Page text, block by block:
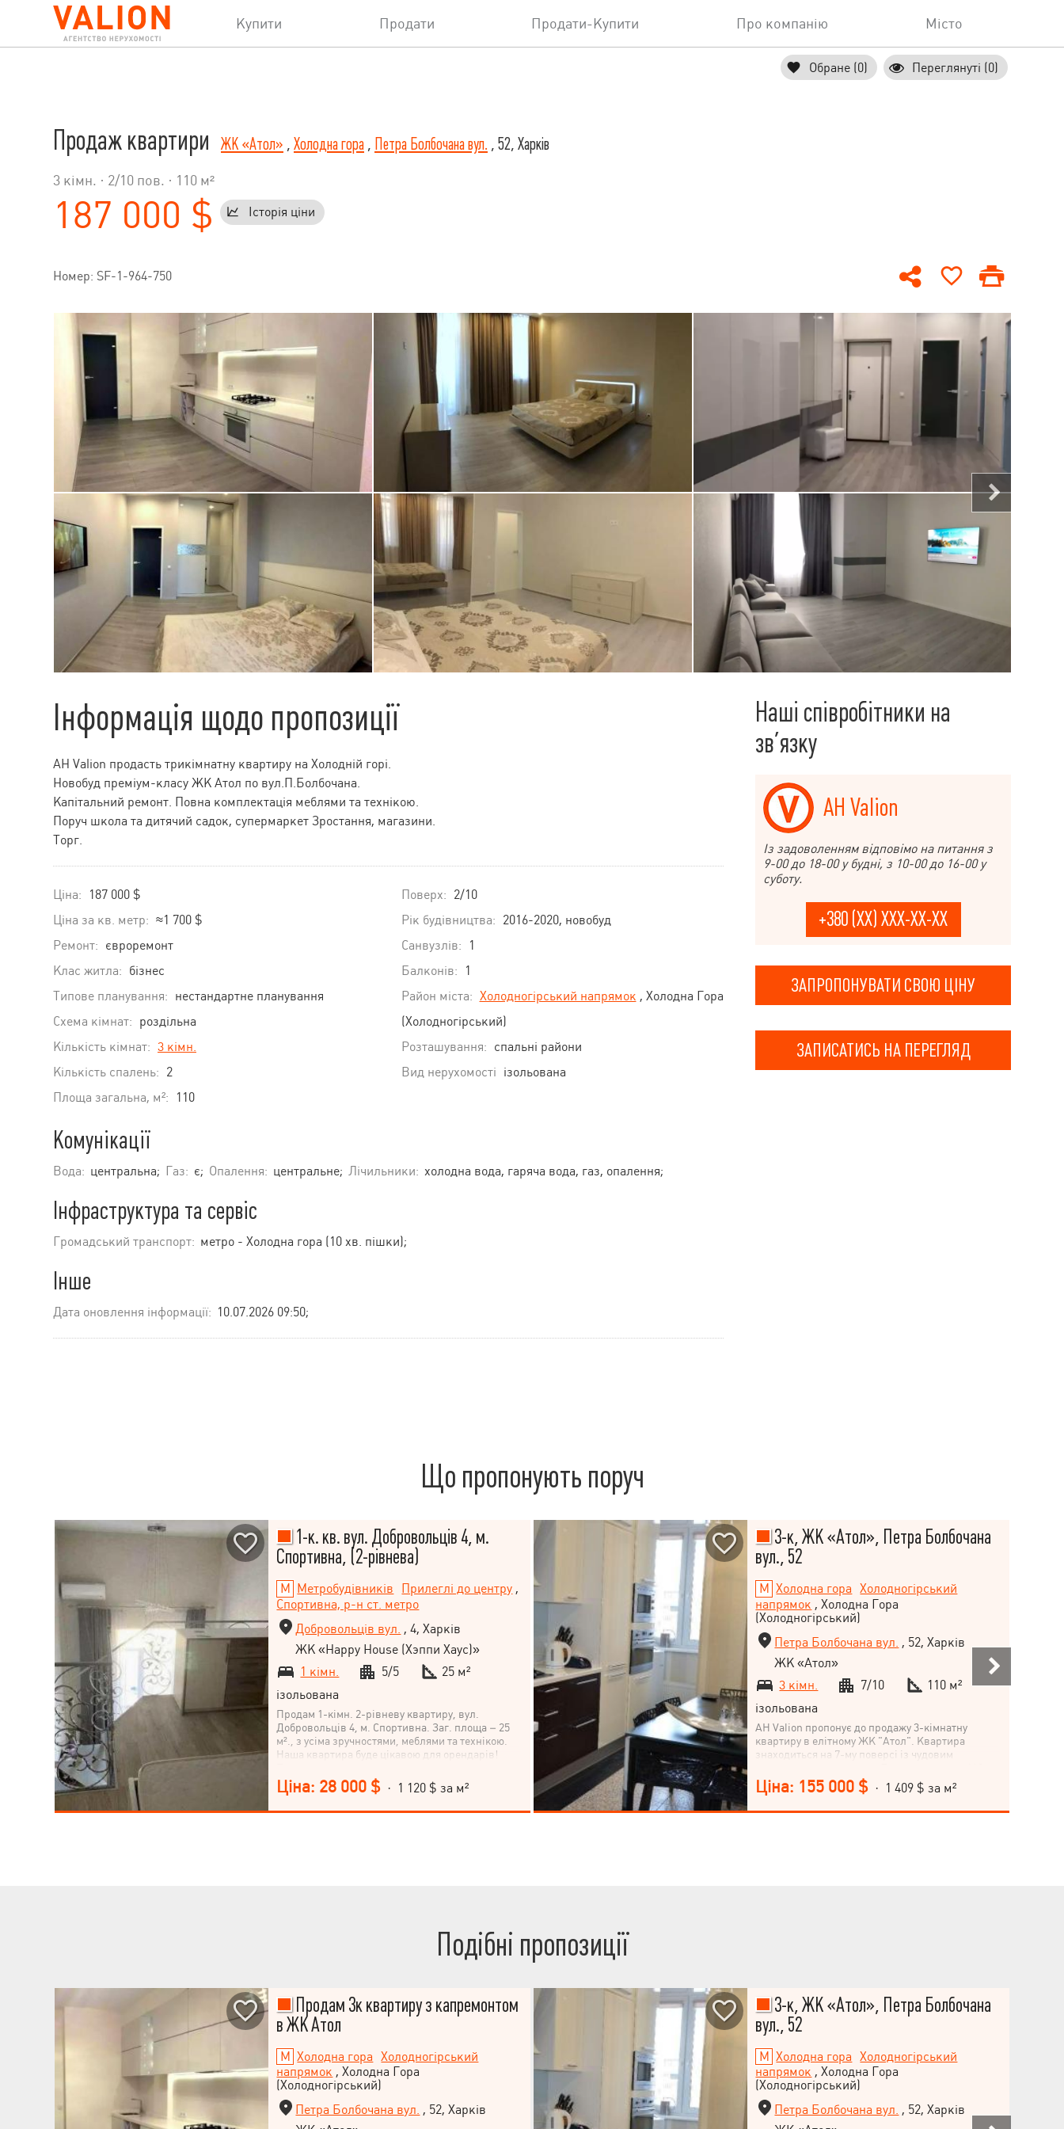
Купити Продати Продати-Купити Про компанію Місто
Обране (0) Переглянуті (0)
Продаж квартири ЖК «Атол» , Холодна гора , Петра Болбочана вул. , 52, Харків
3 кімн. · 2/10 пов. · 110 м²
187 000 $ Історія ціни
Номер: SF-1-964-750
Інформація щодо пропозиції
АН Valion продасть трикімнатну квартиру на Холодній горі.
Новобуд преміум-класу ЖК Атол по вул.П.Болбочана.
Капітальний ремонт. Повна комплектація меблями та технікою.
Поруч школа та дитячий садок, супермаркет Зростання, магазини.
Торг.
Ціна:
187 000 $
Ціна за кв. метр: ≈1 700 $
Ремонт: євроремонт
Клас житла: бізнес
Типове планування: нестандартне планування
Схема кімнат: роздільна
Кількість кімнат: 3 кімн.
Кількість спалень: 2
Площа загальна, м²:
110
Поверх: 2/10
Рік будівництва: 2016-2020, новобуд
Санвузлів:
1
Балконів:
1
Район міста: Холодногірський напрямок , Холодна Гора
(Холодногірський)
Розташування: спальні райони
Вид нерухомості ізольована
Комунікації
Вода: центральна; Газ: є; Опалення: центральне; Лічильники: холодна вода, гаряча вода, газ, опалення;
Інфраструктура та сервіс
Громадський транспорт: метро - Холодна гора (10 хв. пішки);
Інше
Дата оновлення інформації: 10.07.2026 09:50;
Наші співробітники на
зв’язку
АН Valion
Із задоволенням відповімо на питання з
9-00 до 18-00 у будні, з 10-00 до 16-00 у
суботу.
+380 (XX) XXX-XX-XX
ЗАПРОПОНУВАТИ СВОЮ ЦІНУ
ЗАПИСАТИСЬ НА ПЕРЕГЛЯД
Що пропонують поруч
1-к. кв. вул. Добровольців 4, м.
Спортивна, (2-рівнева)
Метробудівників Прилеглі до центру ,
Спортивна, р-н ст. метро
Добровольців вул. , 4, Харків
ЖК «Happy House (Хэппи Хаус)»
1 кімн.
5/5
25 м²
ізольована
Продам 1-кімн. 2-рівневу квартиру, вул.
Добровольців 4, м. Спортивна. Заг. площа – 25
м²., з усіма зручностями, меблями та технікою.
Наша квартира буде цікавою для орендарів!
наземного транспорту. Документи в порядку
готові до швидкої угоди! Квартира вільна!
Прописаних нема! Телефонуйте!
Ціна: 28 000 $ · 1 120 $ за м²
3-к, ЖК «Атол», Петра Болбочана
вул., 52
Холодна гора
Холодногірський
напрямок , Холодна Гора
(Холодногірський)
Петра Болбочана вул. , 52, Харків
ЖК «Атол»
3 кімн.
7/10
110 м²
ізольована
АН Valion пропонує до продажу 3-кімнатну
квартиру в елітному ЖК "Атол". Квартира
знаходиться на 7-му поверсі із чудовим
м2. Виконаний якісний авторський ремонт,
натуральні матеріали. Залишаються меблі та
техніка. Автономне опалення Формат: кухня-
Ціна: 155 000 $ · 1 409 $ за м²
Подібні пропозиції
Продам 3к квартиру з капремонтом
в ЖК Атол
Холодна гора
Холодногірський
напрямок , Холодна Гора
(Холодногірський)
Петра Болбочана вул. , 52, Харків
3-к, ЖК «Атол», Петра Болбочана
вул., 52
Холодна гора
Холодногірський
напрямок , Холодна Гора
(Холодногірський)
Петра Болбочана вул. , 52, Харків